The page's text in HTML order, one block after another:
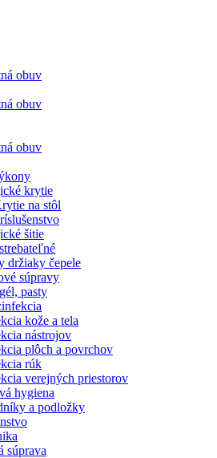
obuv
obuv
obuv
krytie
na stôl
šitie
držiaky čepele
súpravy
pasty
kože a tela
nástrojov
plôch a povrchov
rúk
verejných priestorov
hygiena
a podložky
súprava